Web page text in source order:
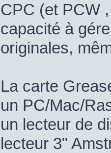
CPC (et PCW
capacité à
originales,
La carte
un PC/Mac/
un lecteur de
lecteur 3"